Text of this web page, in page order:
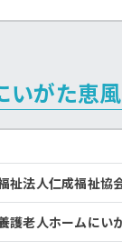
いがた恵
祉法人仁成福祉協
護老人ホームにい